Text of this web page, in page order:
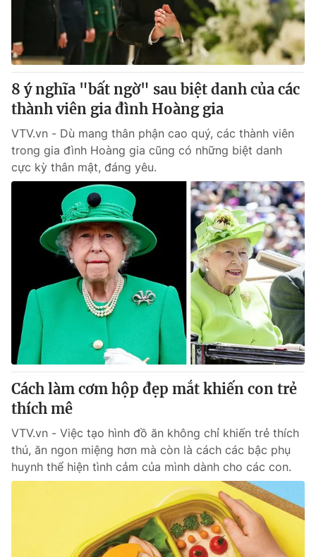
8 ý nghĩa "bất ngờ" sau biệt danh của các
thành viên gia đình Hoàng gia
VTV.vn - Dù mang thân phận cao quý, các thành viên
trong gia đình Hoàng gia cũng có những biệt danh
cực kỳ thân mật, đáng yêu.
Cách làm cơm hộp đẹp mắt khiến con trẻ
thích mê
VTV.vn - Việc tạo hình đồ ăn không chỉ khiến trẻ thích
thú, ăn ngon miệng hơn mà còn là cách các bậc phụ
huynh thể hiện tình cảm của mình dành cho các con.